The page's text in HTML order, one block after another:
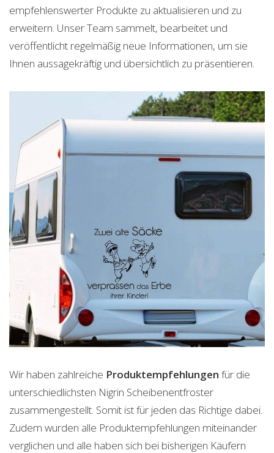
empfehlenswerter Produkte zu aktualisieren und zu
erweitern. Unser Team sammelt, bearbeitet und
veröffentlicht regelmäßig neue Informationen, um sie
Ihnen aussagekräftig und übersichtlich zu präsentieren.
Wir haben zahlreiche Produktempfehlungen für die
unterschiedlichsten Nigrin Scheibenentfroster
zusammengestellt. Somit ist für jeden das Richtige dabei.
Zudem wurden alle Produktempfehlungen miteinander
verglichen und alle haben sich bei bisherigen Käufern